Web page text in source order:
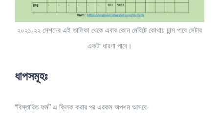
২০২১-২২ সেশনের এই তালিকা থেকে এবার কোন মেরিটে কোথায় চান্স পাবে সেটার
একটা ধারণা পাবে।
ধাপসমূহঃ
“বিস্তারিত ফর্ম” এ ক্লিক করার পর এরকম অপশন আসবে-